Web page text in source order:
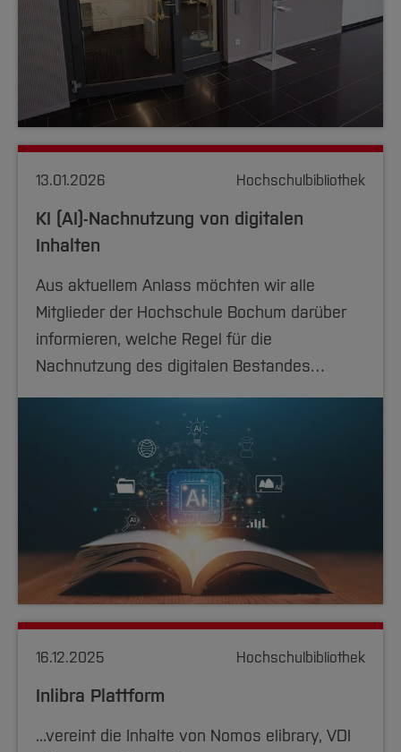
13.01.2026 Hochschulbibliothek
KI (AI)-Nachnutzung von digitalen
Inhalten
Aus aktuellem Anlass möchten wir alle
Mitglieder der Hochschule Bochum darüber
informieren, welche Regel für die
Nachnutzung des digitalen Bestandes…
16.12.2025 Hochschulbibliothek
Inlibra Plattform
...vereint die Inhalte von Nomos elibrary, VDI